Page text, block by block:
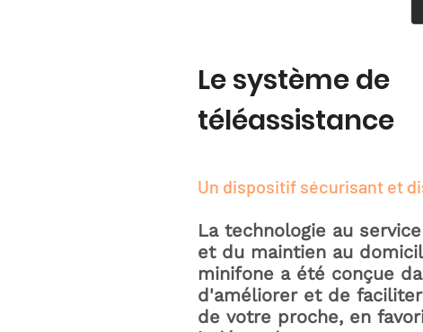
Le système de
téléassistance
Un dispositif sécurisant et
La technologie au
et du maintien au
minifone a été conçue
d'améliorer et de
de votre proche, en